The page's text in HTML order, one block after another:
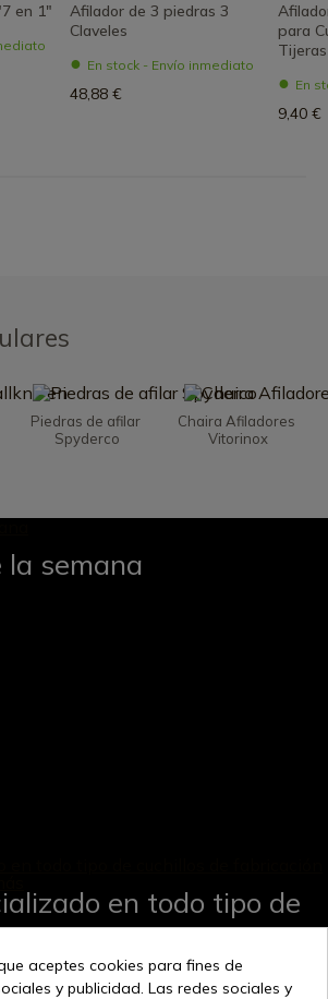
en 1"
Afilador de 3 piedras 3
Claveles
En stock - Envío inmediato
48,88 €
para
Tijeras
En
9,40 €
Piedras de afilar
Spyderco
Chaira Afiladores
Vitorinox
semana
en todo tipo de
fabricación española
aceptes cookies para fines de
y publicidad. Las redes sociales y